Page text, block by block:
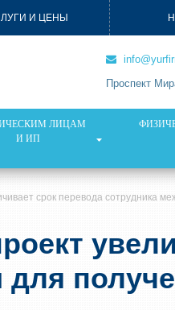
И ЦЕНЫ
Проспект
ЛИЦАМ
И ИП
срок перевода сотрудника